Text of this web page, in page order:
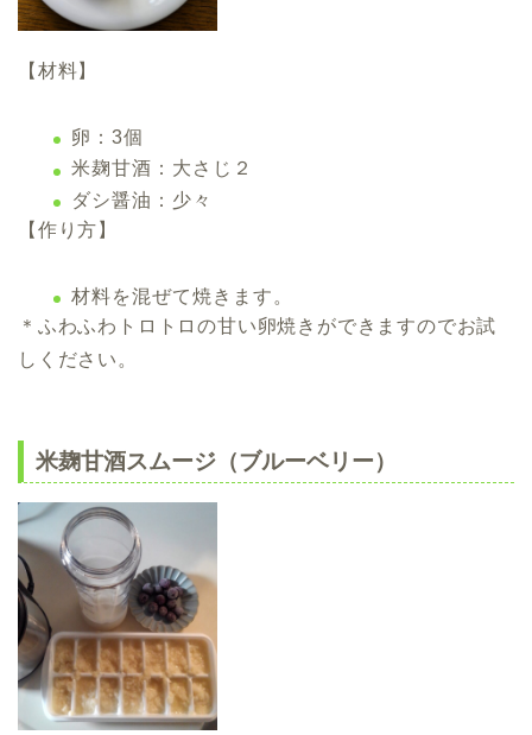
【材料】
卵：3個
米麹甘酒：大さじ２
ダシ醤油：少々
【作り方】
材料を混ぜて焼きます。
＊ふわふわトロトロの甘い卵焼きができますのでお試
しください。
米麹甘酒スムージ（ブルーベリー）